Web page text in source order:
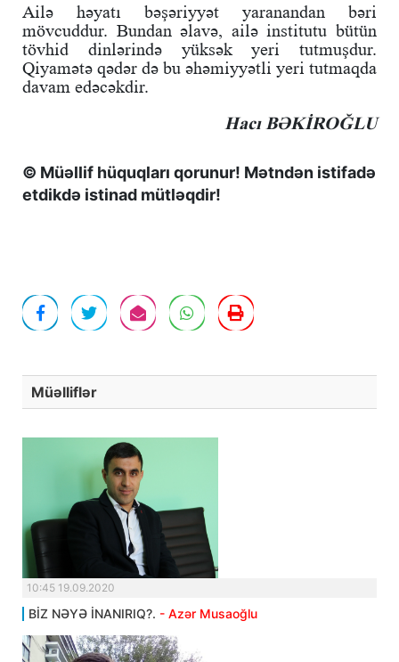
Ailə həyatı bəşəriyyət yaranandan bəri
mövcuddur. Bundan əlavə, ailə institutu bütün
tövhid dinlərində yüksək yeri tutmuşdur.
Qiyamətə qədər də bu əhəmiyyətli yeri tutmaqda
davam edəcəkdir.
Hacı BƏKİROĞLU
© Müəllif hüquqları qorunur! Mətndən istifadə
etdikdə istinad mütləqdir!
Müəlliflər
10:45 19.09.2020
BİZ NƏYƏ İNANIRIQ?. - Azər Musaoğlu